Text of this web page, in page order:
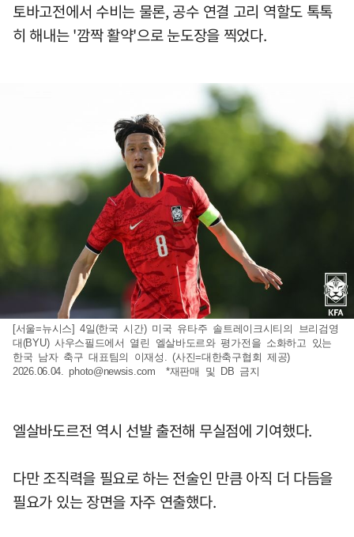
토바고전에서 수비는 물론, 공수 연결 고리 역할도 톡톡
히 해내는 '깜짝 활약'으로 눈도장을 찍었다.
[서울=뉴시스] 4일(한국 시간) 미국 유타주 솔트레이크시티의 브리검영
대(BYU) 사우스필드에서 열린 엘살바도르와 평가전을 소화하고 있는
한국 남자 축구 대표팀의 이재성. (사진=대한축구협회 제공)
2026.06.04.photo@newsis.com *재판매 및 DB 금지
엘살바도르전 역시 선발 출전해 무실점에 기여했다.
다만 조직력을 필요로 하는 전술인 만큼 아직 더 다듬을
필요가 있는 장면을 자주 연출했다.